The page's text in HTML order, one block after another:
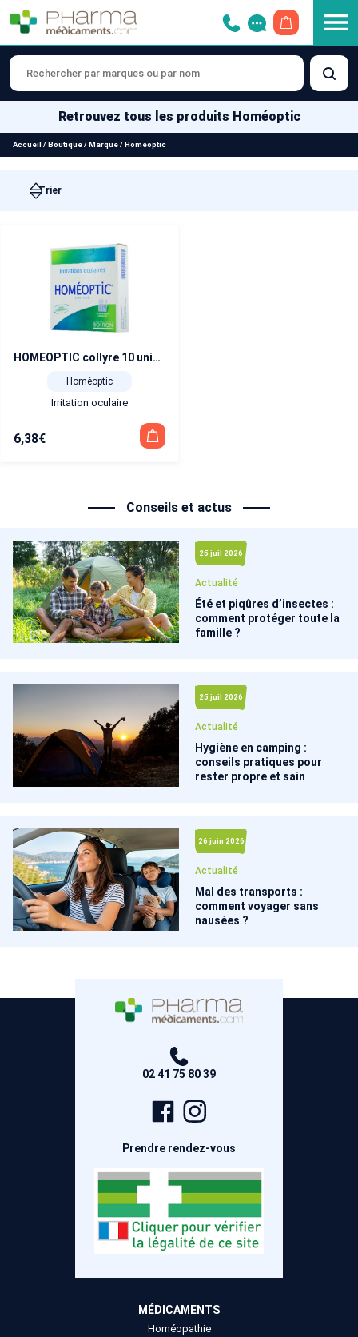
Retrouvez tous les produits Homéoptic
Accueil / Boutique/ Marque/ Homéoptic
HOMEOPTIC collyre 10 unidoses de 0,4 ml
Homéoptic
Irritation oculaire
6,38€
Conseils et actus
25 juil 2026
Actualité
Été et piqûres d’insectes :
comment protéger toute la
famille ?
25 juil 2026
Actualité
Hygiène en camping :
conseils pratiques pour
rester propre et sain
26 juin 2026
Actualité
Mal des transports :
comment voyager sans
nausées ?
02 41 75 80 39
Page
Facebook
Prendre rendez-vous
MÉDICAMENTS
Homéopathie